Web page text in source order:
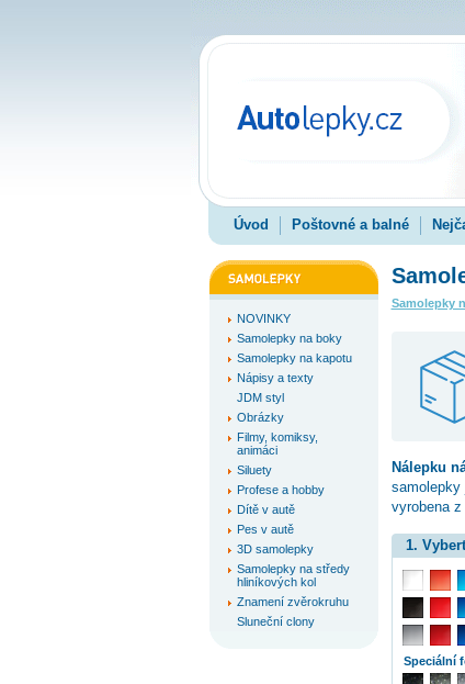
Úvod Poštovné a balné
NOVINKY
Samolepky na boky
Samolepky na kapotu
Nápisy a texty
JDM styl
Obrázky
Filmy, komiksy,
animáci
Siluety
Profese a hobby
Dítě v autě
Pes v autě
3D samolepky
Samolepky na středy
hliníkových kol
Znamení zvěrokruhu
Sluneční clony
Samolepky
Nálepku
samolepky
vyrobena
1.
Speciální